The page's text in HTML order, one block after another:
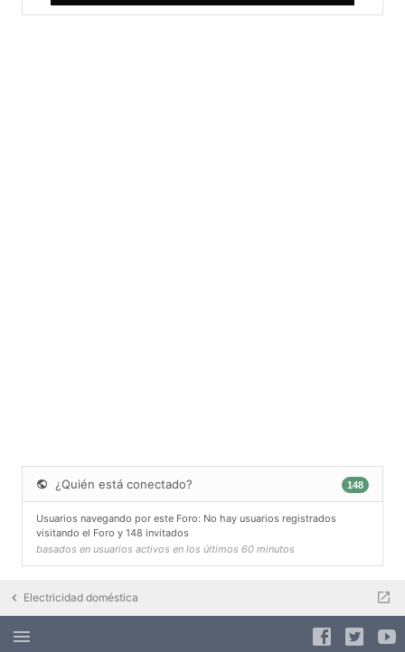
¿Quién está conectado? 148
Usuarios navegando por este Foro: No hay usuarios registrados
visitando el Foro y 148 invitados
basados en usuarios activos en los últimos 60 minutos
Electricidad doméstica